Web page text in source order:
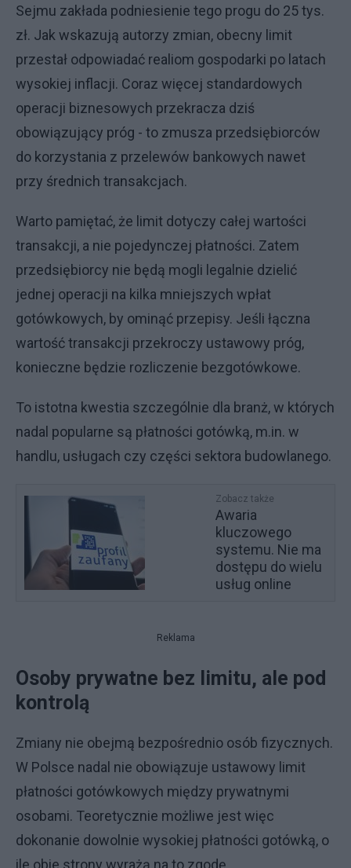
Sejmu zakłada podniesienie tego progu do 25 tys.
zł. Jak wskazują autorzy zmian, obecny limit
przestał odpowiadać realiom gospodarki po latach
wysokiej inflacji. Coraz więcej standardowych
operacji biznesowych przekracza dziś
obowiązujący próg - to zmusza przedsiębiorców
do korzystania z przelewów bankowych nawet
przy średnich transakcjach.
Warto pamiętać, że limit dotyczy całej wartości
transakcji, a nie pojedynczej płatności. Zatem
przedsiębiorcy nie będą mogli legalnie dzielić
jednej operacji na kilka mniejszych wpłat
gotówkowych, by ominąć przepisy. Jeśli łączna
wartość transakcji przekroczy ustawowy próg,
konieczne będzie rozliczenie bezgotówkowe.
To istotna kwestia szczególnie dla branż, w których
nadal popularne są płatności gotówką, m.in. w
handlu, usługach czy części sektora budowlanego.
Zobacz także
Awaria
kluczowego
systemu. Nie ma
dostępu do wielu
usług online
Reklama
Osoby prywatne bez limitu, ale pod
kontrolą
Zmiany nie obejmą bezpośrednio osób fizycznych.
W Polsce nadal nie obowiązuje ustawowy limit
płatności gotówkowych między prywatnymi
osobami. Teoretycznie możliwe jest więc
dokonanie dowolnie wysokiej płatności gotówką, o
ile obie strony wyrażą na to zgodę.